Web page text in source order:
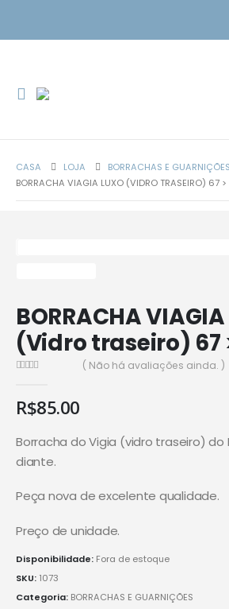
CASA LOJA
BORRACHAS E GUARNIÇÕES
BORRACHA VIAGIA LUXO (VIDRO TRASEIRO) 67 >
BORRACHA
(Vidro traseiro) 67
( Não há avaliações ainda. )
R$85.00
Borracha do Vigia (vidro traseiro) do
diante.
Peça nova de excelente qualidade.
Preço de unidade.
Disponibilidade: Fora de estoque
SKU: 1073
Categoria: BORRACHAS E GUARNIÇÕES